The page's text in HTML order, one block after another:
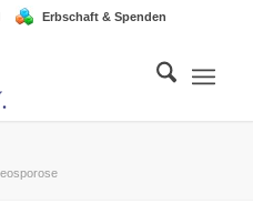
Erbschaft & Spenden